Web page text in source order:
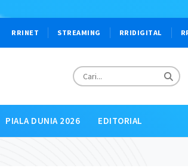
RRINET STREAMING RRIDIGITAL
PIALA DUNIA 2026 EDITORIAL